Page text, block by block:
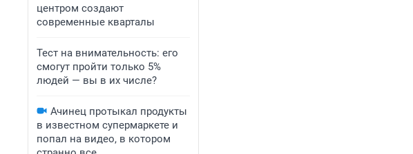
центром создают
современные кварталы
Тест на внимательность: его
смогут пройти только 5%
людей — вы в их числе?
Ачинец протыкал продукты
в известном супермаркете и
попал на видео, в котором